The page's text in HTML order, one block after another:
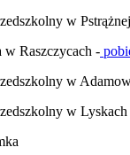
w
w Raszczycach -
w
w Lyskach